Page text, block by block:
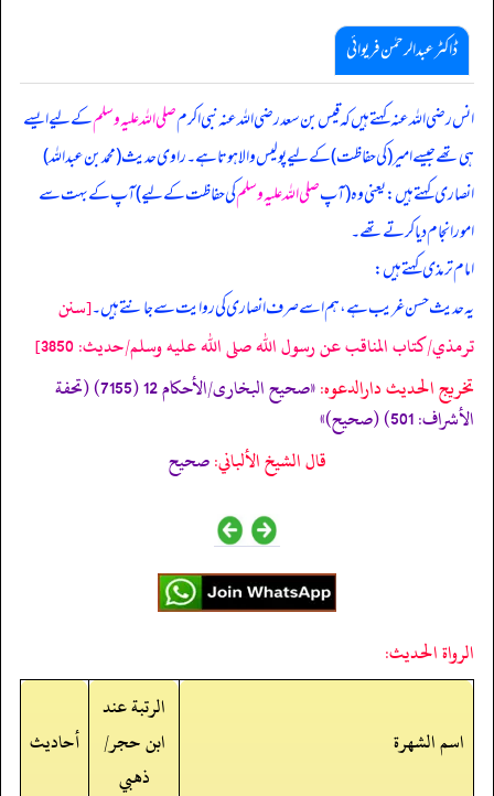
ڈاکٹر عبدالرحمٰن فریوائی
انس رضی الله عنہ کہتے ہیں کہقیس بن سعد رضی الله عنہ نبی اکرمصلی اللہ علیہ وسلمکے لیے ایسے
ہی تھے جیسے امیر (کی حفاظت) کے لیے پولیس والا ہوتا ہے۔ راوی حدیث (محمد بن عبداللہ)
انصاری کہتے ہیں: یعنی وہ (آپصلی اللہ علیہ وسلمکی حفاظت کے لیے) آپ کے بہت سے
امور انجام دیا کرتے تھے۔
امام ترمذی کہتے ہیں:
یہ حدیث حسن غریب ہے، ہم اسے صرف انصاری کی روایت سے جانتے ہیں۔[سنن
ترمذي/كتاب المناقب عن رسول الله صلى الله عليه وسلم/حدیث: 3850]
تخریج الحدیث دارالدعوہ:
«صحیح البخاری/الأحکام 12 (7155) (تحفة
الأشراف: 501) (صحیح)»
قال الشيخ الألباني:صحيح
الرواة الحديث:
اسم الشهرة
الرتبة عند
ابن حجر/
ذهبي
أحاديث